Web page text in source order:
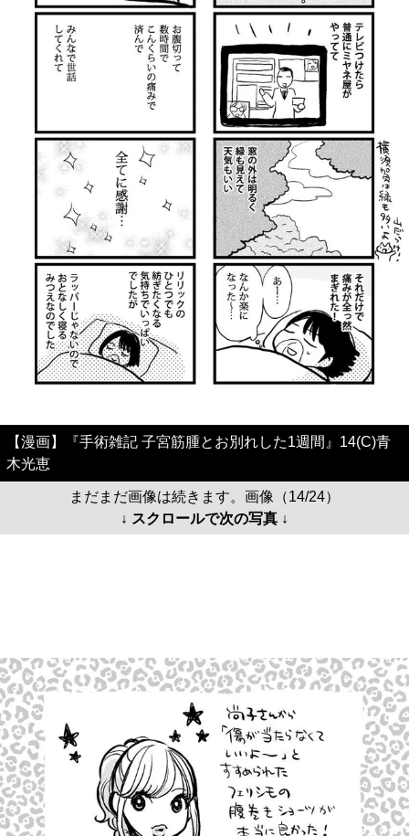
【漫画】『手術雑記 子宮筋腫とお別れした1週間』14(C)青
木光恵
まだまだ画像は続きます。画像（14/24）
↓ スクロールで次の写真 ↓